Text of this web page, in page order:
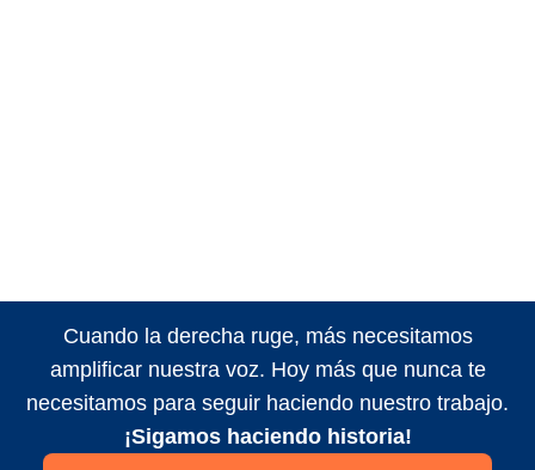
Cuando la derecha ruge, más necesitamos
amplificar nuestra voz. Hoy más que nunca te
necesitamos para seguir haciendo nuestro trabajo.
¡Sigamos haciendo historia!